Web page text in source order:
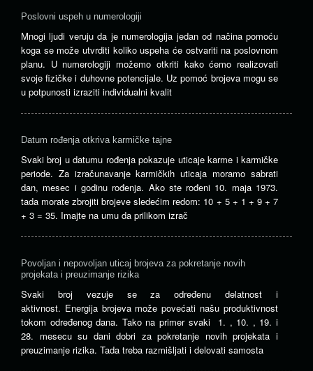
Poslovni uspeh u numerologiji
Mnogi ljudi veruju da je numerologija jedan od načina pomoću
koga se može utvrditi koliko uspeha će ostvariti na poslovnom
planu. U numerologiji možemo otkriti kako ćemo realizovati
svoje fizičke i duhovne potencijale. Uz pomoć brojeva mogu se
u potpunosti izraziti individualni kvalit
Datum rođenja otkriva karmičke tajne
Svaki broj u datumu rođenja pokazuje uticaje karme i karmičke
periode. Za izračunavanje karmičkih uticaja moramo sabrati
dan, mesec i godinu rođenja. Ako ste rođeni 10. maja 1973.
tada morate zbrojiti brojeve sledećim redom: 10 + 5 + 1 + 9 + 7
+ 3 = 35. Imajte na umu da prilikom izrač
Povoljan i nepovoljan uticaj brojeva za pokretanje novih
projekata i preuzimanje rizika
Svaki broj vezuje se za određenu delatnost i
aktivnost. Energija brojeva može povećati našu produktivnost
tokom određenog dana. Tako na primer svaki 1. , 10. , 19. i
28. mesecu su dani dobri za pokretanje novih projekata i
preuzimanje rizika. Tada treba razmišljati i delovati samosta